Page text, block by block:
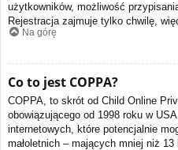
użytkowników, możliwość
Rejestracja zajmuje tylko chwilę,
Na górę
Co to jest COPPA?
COPPA, to skrót od Child Online
obowiązującego od 1998 roku w
internetowych, które potencjalnie
małoletnich – mających mniej niż